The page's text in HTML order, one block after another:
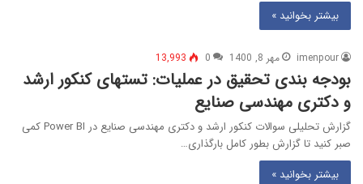
بیشتر بخوانید »
imenpour مهر 8, 1400 0
13,993
بودجه بندی تحقیق در عملیات: تستهای کنکور ارشد
و دکتری مهندسی صنایع
گزارش تحلیلی سوالات کنکور ارشد و دکتری مهندسی صنایع در Power BI کمی
صبر کنید تا گزارش بطور کامل بارگذاری…
بیشتر بخوانید »